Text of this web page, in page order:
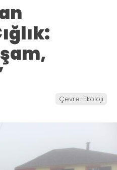
Çevre-Ekoloji